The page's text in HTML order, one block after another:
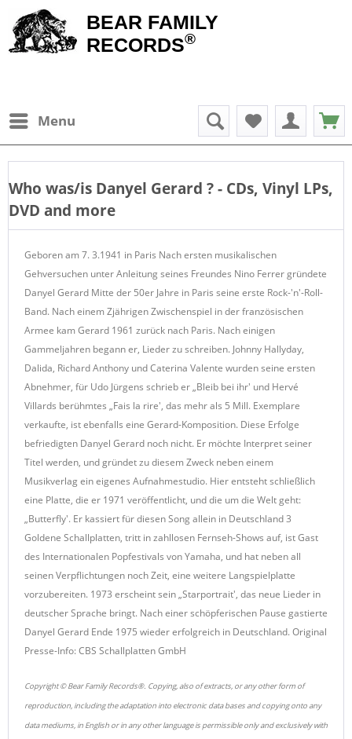
BEAR FAMILY
RECORDS®
Menu
Who was/is Danyel Gerard ? - CDs, Vinyl LPs,
DVD and more
Geboren am 7. 3.1941 in Paris Nach ersten musikalischen
Gehversuchen unter Anleitung seines Freundes Nino Ferrer gründete
Danyel Gerard Mitte der 50er Jahre in Paris seine erste Rock-'n'-Roll-
Band. Nach einem Zjährigen Zwischenspiel in der französischen
Armee kam Gerard 1961 zurück nach Paris. Nach einigen
Gammeljahren begann er, Lieder zu schreiben. Johnny Hallyday,
Dalida, Richard Anthony und Caterina Valente wurden seine ersten
Abnehmer, für Udo Jürgens schrieb er „Bleib bei ihr' und Hervé
Villards berühmtes „Fais la rire', das mehr als 5 Mill. Exemplare
verkaufte, ist ebenfalls eine Gerard-Komposition. Diese Erfolge
befriedigten Danyel Gerard noch nicht. Er möchte Interpret seiner
Titel werden, und gründet zu diesem Zweck neben einem
Musikverlag ein eigenes Aufnahmestudio. Hier entsteht schließlich
eine Platte, die er 1971 veröffentlicht, und die um die Welt geht:
„Butterfly'. Er kassiert für diesen Song allein in Deutschland 3
Goldene Schallplatten, tritt in zahllosen Fernseh-Shows auf, ist Gast
des Internationalen Popfestivals von Yamaha, und hat neben all
seinen Verpflichtungen noch Zeit, eine weitere Langspielplatte
vorzubereiten. 1973 erscheint sein „Starportrait', das neue Lieder in
deutscher Sprache bringt. Nach einer schöpferischen Pause gastierte
Danyel Gerard Ende 1975 wieder erfolgreich in Deutschland. Original
Presse-Info: CBS Schallplatten GmbH
Copyright © Bear Family Records®. Copying, also of extracts, or any other form of
reproduction, including the adaptation into electronic data bases and copying onto any
data mediums, in English or in any other language is permissible only and exclusively with